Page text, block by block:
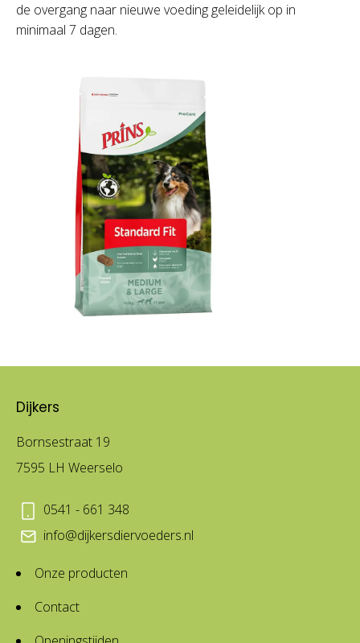
de overgang naar nieuwe voeding geleidelijk op in
minimaal 7 dagen.
Dijkers
Bornsestraat 19
7595 LH Weerselo
0541 - 661 348
info@dijkersdiervoeders.nl
Onze producten
Contact